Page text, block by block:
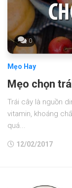
0
Mẹo Hay
Mẹo chọn
Trái cây là nguồn
vitamin, khoáng
quá...
12/02/2017